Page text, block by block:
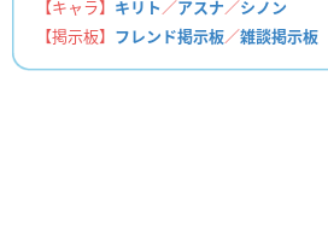
【キャラ】 キリト／アスナ／シノン
【掲示板】 フレンド掲示板／雑談掲示板